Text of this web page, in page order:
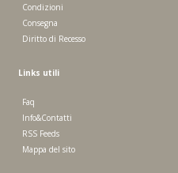
Condizioni
Consegna
Diritto di Recesso
Links utili
Faq
Info&Contatti
RSS Feeds
Mappa del sito